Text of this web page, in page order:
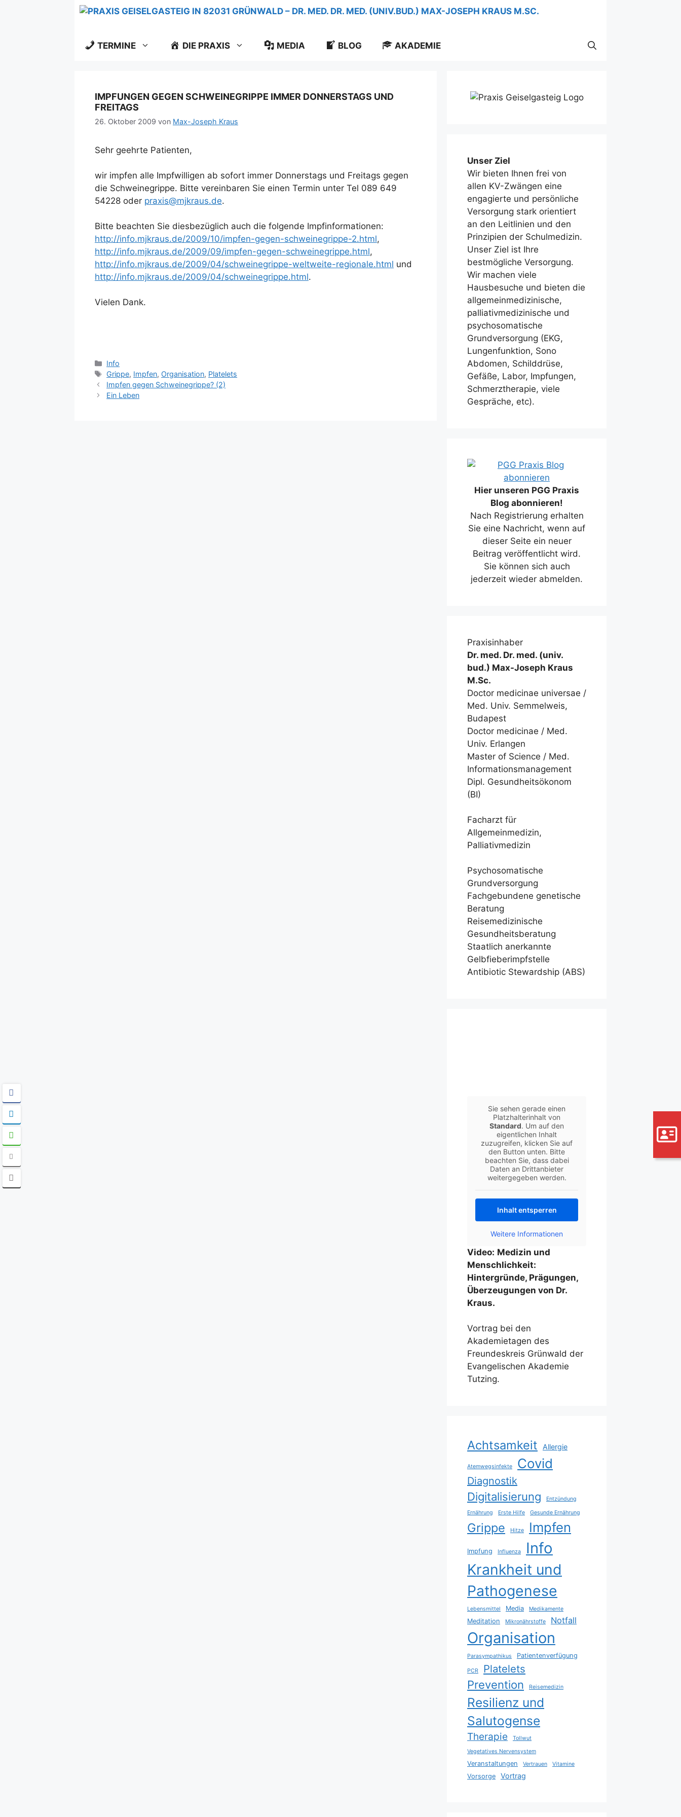
TERMINE
DIE PRAXIS MEDIA BLOG AKADEMIE
IMPFUNGEN GEGEN SCHWEINEGRIPPE IMMER DONNERSTAGS UND
FREITAGS
26. Oktober 2009 von Max-Joseph Kraus
Sehr geehrte Patienten,
wir impfen alle Impfwilligen ab sofort immer Donnerstags und Freitags gegen
die Schweinegrippe. Bitte vereinbaren Sie einen Termin unter Tel 089 649
54228 oder praxis@mjkraus.de.
Bitte beachten Sie diesbezüglich auch die folgende Impfinformationen:
http://info.mjkraus.de/2009/10/impfen-gegen-schweinegrippe-2.html,
http://info.mjkraus.de/2009/09/impfen-gegen-schweinegrippe.html,
http://info.mjkraus.de/2009/04/schweinegrippe-weltweite-regionale.html und
http://info.mjkraus.de/2009/04/schweinegrippe.html.
Vielen Dank.
Kategorien
Info
Schlagwörter
Grippe, Impfen, Organisation, Platelets
Impfen gegen Schweinegrippe? (2)
Ein Leben
Unser Ziel
Wir bieten Ihnen frei von
allen KV-Zwängen eine
engagierte und persönliche
Versorgung stark orientiert
an den Leitlinien und den
Prinzipien der Schulmedizin.
Unser Ziel ist Ihre
bestmögliche Versorgung.
Wir machen viele
Hausbesuche und bieten die
allgemeinmedizinische,
palliativmedizinische und
psychosomatische
Grundversorgung (EKG,
Lungenfunktion, Sono
Abdomen, Schilddrüse,
Gefäße, Labor, Impfungen,
Schmerztherapie, viele
Gespräche, etc).
Hier unseren PGG Praxis
Blog abonnieren!
Nach Registrierung erhalten
Sie eine Nachricht, wenn auf
dieser Seite ein neuer
Beitrag veröffentlicht wird.
Sie können sich auch
jederzeit wieder abmelden.
Praxisinhaber
Dr. med. Dr. med. (univ.
bud.) Max-Joseph Kraus
M.Sc.
Doctor medicinae universae /
Med. Univ. Semmelweis,
Budapest
Doctor medicinae / Med.
Univ. Erlangen
Master of Science / Med.
Informationsmanagement
Dipl. Gesundheitsökonom
(BI)
Facharzt für
Allgemeinmedizin,
Palliativmedizin
Psychosomatische
Grundversorgung
Fachgebundene genetische
Beratung
Reisemedizinische
Gesundheitsberatung
Staatlich anerkannte
Gelbfieberimpfstelle
Antibiotic Stewardship (ABS)
Sie sehen gerade einen
Platzhalterinhalt von
Standard. Um auf den
eigentlichen Inhalt
zuzugreifen, klicken Sie auf
den Button unten. Bitte
beachten Sie, dass dabei
Daten an Drittanbieter
weitergegeben werden.
Inhalt entsperren
Weitere Informationen
Video: Medizin und
Menschlichkeit:
Hintergründe, Prägungen,
Überzeugungen von Dr.
Kraus.
Vortrag bei den
Akademietagen des
Freundeskreis Grünwald der
Evangelischen Akademie
Tutzing.
Achtsamkeit Allergie
Atemwegsinfekte Covid
Diagnostik
Digitalisierung Entzündung
Ernährung Erste Hilfe Gesunde Ernährung
Grippe Hitze Impfen
Impfung Influenza Info
Krankheit und
Pathogenese
Lebensmittel Media Medikamente
Meditation Mikronährstoffe Notfall
Organisation
Parasympathikus Patientenverfügung
PCR Platelets
Prevention Reisemedizin
Resilienz und
Salutogense
Therapie
Tollwut
Vegetatives Nervensystem
Veranstaltungen Vertrauen Vitamine
Vorsorge Vortrag